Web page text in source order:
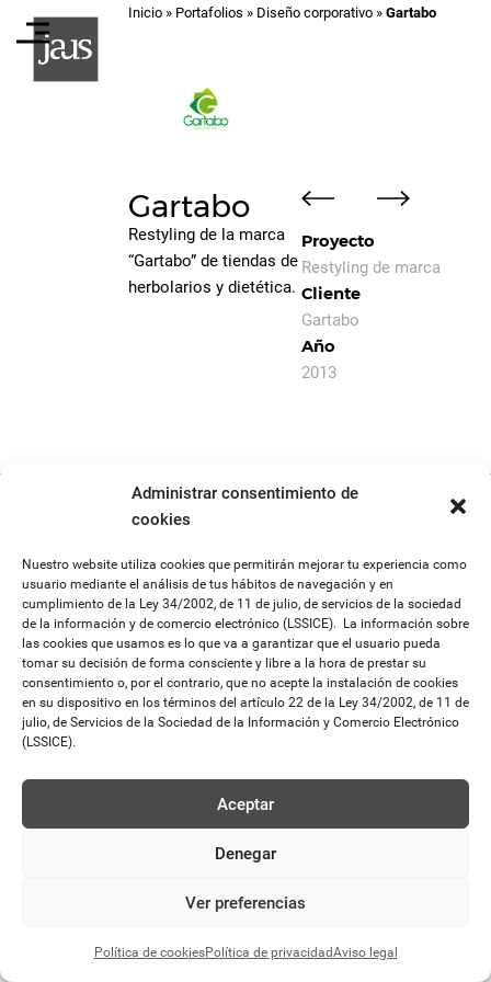
Administrar consentimiento de
cookies
Nuestro website utiliza cookies que permitirán mejorar tu experiencia como
usuario mediante el análisis de tus hábitos de navegación y en
cumplimiento de la Ley 34/2002, de 11 de julio, de servicios de la sociedad
de la información y de comercio electrónico (LSSICE). La información sobre
las cookies que usamos es lo que va a garantizar que el usuario pueda
tomar su decisión de forma consciente y libre a la hora de prestar su
consentimiento o, por el contrario, que no acepte la instalación de cookies
en su dispositivo en los términos del artículo 22 de la Ley 34/2002, de 11 de
julio, de Servicios de la Sociedad de la Información y Comercio Electrónico
(LSSICE).
Aceptar
Denegar
Ver preferencias
Política de cookiesPolítica de privacidadAviso legal
Inicio» Portafolios » Diseño corporativo» Gartabo
Proyecto
Restyling de marca
Cliente
Gartabo
Año
2013
Gartabo
Restyling de la marca
“Gartabo” de tiendas de
herbolarios y dietética.
Política de privacidad Aviso legalPolítica de cookies